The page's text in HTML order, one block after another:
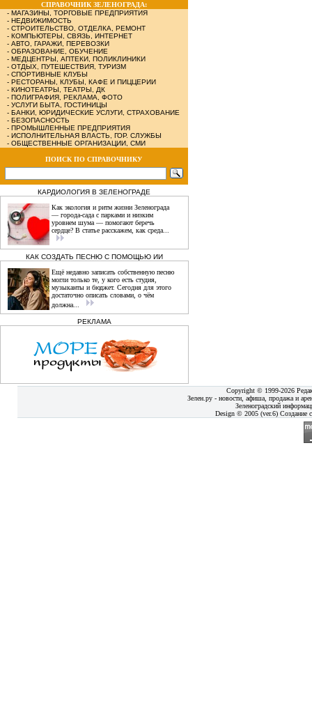
СПРАВОЧНИК ЗЕЛЕНОГРАДА:
- МАГАЗИНЫ, ТОРГОВЫЕ ПРЕДПРИЯТИЯ
- НЕДВИЖИМОСТЬ
- СТРОИТЕЛЬСТВО, ОТДЕЛКА, РЕМОНТ
- КОМПЬЮТЕРЫ, СВЯЗЬ, ИНТЕРНЕТ
- АВТО, ГАРАЖИ, ПЕРЕВОЗКИ
- ОБРАЗОВАНИЕ, ОБУЧЕНИЕ
- МЕДЦЕНТРЫ, АПТЕКИ, ПОЛИКЛИНИКИ
- ОТДЫХ, ПУТЕШЕСТВИЯ, ТУРИЗМ
- СПОРТИВНЫЕ КЛУБЫ
- РЕСТОРАНЫ, КЛУБЫ, КАФЕ И ПИЦЦЕРИИ
- КИНОТЕАТРЫ, ТЕАТРЫ, ДК
- ПОЛИГРАФИЯ, РЕКЛАМА, ФОТО
- УСЛУГИ БЫТА, ГОСТИНИЦЫ
- БАНКИ, ЮРИДИЧЕСКИЕ УСЛУГИ, СТРАХОВАНИЕ
- БЕЗОПАСНОСТЬ
- ПРОМЫШЛЕННЫЕ ПРЕДПРИЯТИЯ
- ИСПОЛНИТЕЛЬНАЯ ВЛАСТЬ, ГОР. СЛУЖБЫ
- ОБЩЕСТВЕННЫЕ ОРГАНИЗАЦИИ, СМИ
ПОИСК ПО СПРАВОЧНИКУ
КАРДИОЛОГИЯ В ЗЕЛЕНОГРАДЕ
Как экология и ритм жизни Зеленограда
— города‑сада с парками и низким
уровнем шума — помогают беречь
сердце? В статье расскажем, как среда...
КАК СОЗДАТЬ ПЕСНЮ С ПОМОЩЬЮ ИИ
Ещё недавно записать собственную песню
могли только те, у кого есть студия,
музыканты и бюджет. Сегодня для этого
достаточно описать словами, о чём
должна...
РЕКЛАМА
Copyright © 1999-2026
Зелен.ру - новости, афиша, продажа и
Зеленоградский
Design © 2005 (ver.6) Создание